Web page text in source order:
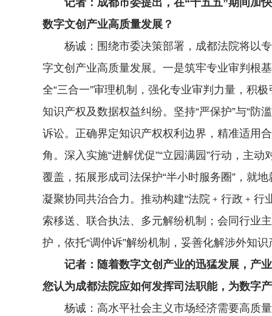
记者：成都市委提出，在“十五五”期间加快
数字文创产业高质量发展？
杨诚：围绕市委决策部署，成都法院将以专
字文创产业高质量发展。一是筑牢专业审判根
全“三合一”审理机制，强化专业审判力量，积
知识产权及数据权益纠纷。坚持“严保护”与“
诉讼。正确界定知识产权权利边界，精准适用
角。深入实施“进解优促”“立园满园”行动，主
覆盖，拓展形成司法保护“半小时服务圈”，就
凝聚协同共治合力。推动构建“法院﹢行政﹢
索移送、联合执法、多元解纷机制；会同行业
护，依托“调仲诉”解纷机制，妥善化解涉外知
记者：随着数字文创产业的迅猛发展，产
您认为成都法院应如何发挥司法职能，为数字
杨诚：高水平社会主义市场经济需要高质量